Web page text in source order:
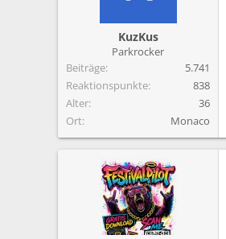
KuzKus
Parkrocker
Beiträge
5.741
Reaktionspunkte
838
Alter
36
Ort
Monaco